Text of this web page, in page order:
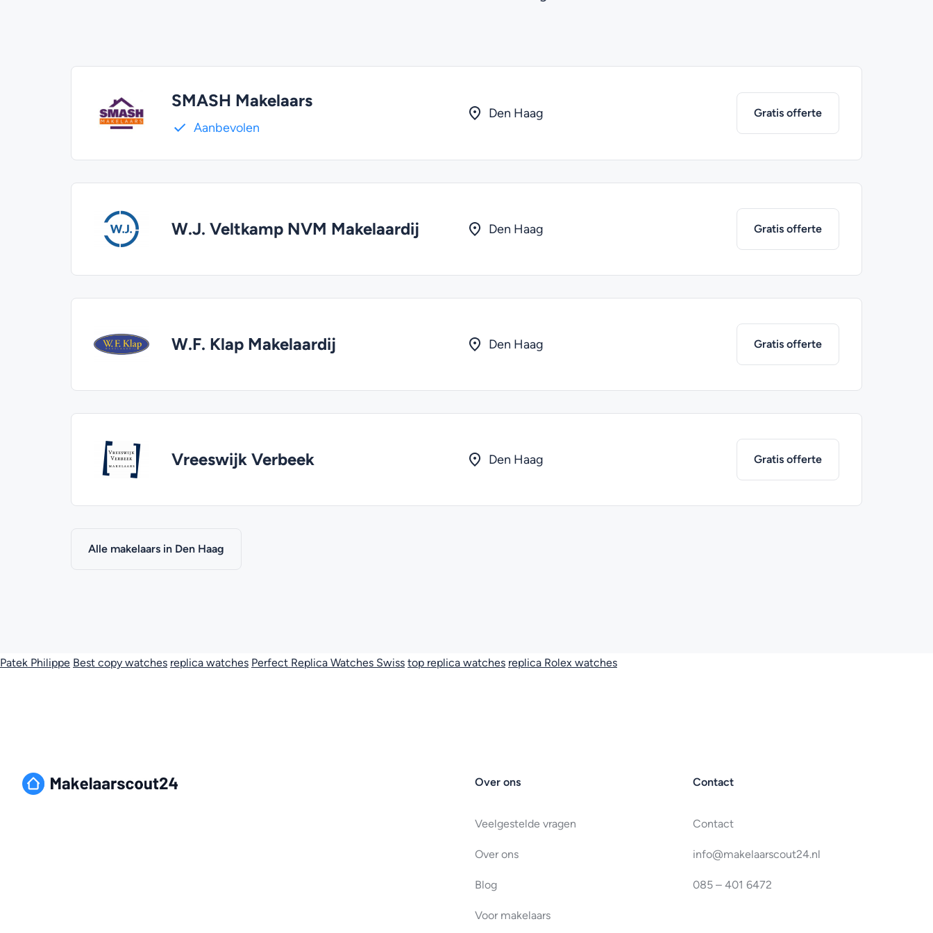
SMASH Makelaars
Aanbevolen
Den Haag Gratis offerte
W.J. Veltkamp NVM Makelaardij Den Haag Gratis offerte
W.F. Klap Makelaardij Den Haag Gratis offerte
Vreeswijk Verbeek Den Haag Gratis offerte
Alle makelaars in Den Haag
Patek Philippe Best copy watches replica watches Perfect Replica Watches Swiss top replica watches replica Rolex watches
Over ons
Veelgestelde vragen
Over ons
Blog
Voor makelaars
Contact
Contact
info@makelaarscout24.nl
085 – 401 6472